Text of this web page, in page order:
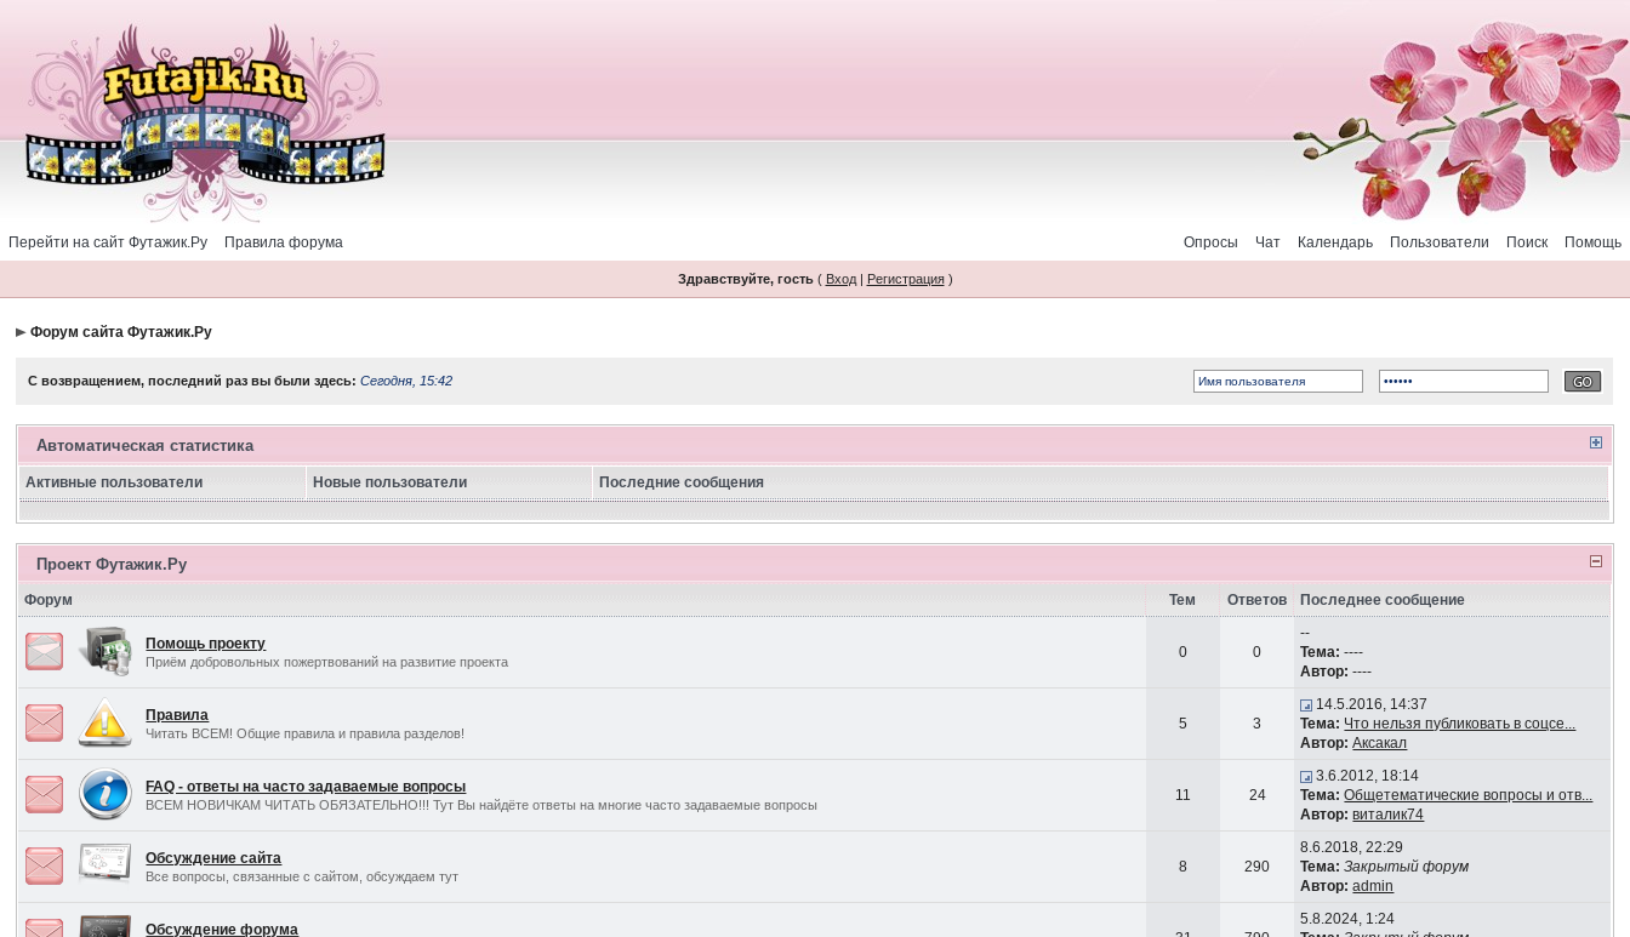
Перейти на сайт Футажик.Ру Правила форума Помощь
Поиск
Пользователи
Календарь
Чат
Опросы
Здравствуйте, гость( Вход| Регистрация)
Форум сайта Футажик.Ру
С возвращением, последний раз вы были здесь:Сегодня, 15:42
Автоматическая статистика
Активные пользователи Новые пользователи Последние сообщения
Проект Футажик.Ру
Форум Тем Ответов Последнее сообщение
Помощь проекту
Приём добровольных пожертвований на развитие проекта
0 0
--
Тема: ----
Автор: ----
Правила
Читать ВСЕМ! Общие правила и правила разделов!
5 3
14.5.2016, 14:37
Тема: Что нельзя публиковать в соцсе...
Автор: Аксакал
FAQ - ответы на часто задаваемые вопросы
ВСЕМ НОВИЧКАМ ЧИТАТЬ ОБЯЗАТЕЛЬНО!!! Тут Вы найдёте ответы на многие часто задаваемые вопросы
11 24
3.6.2012, 18:14
Тема: Общетематические вопросы и отв...
Автор: виталик74
Обсуждение сайта
Все вопросы, связанные с сайтом, обсуждаем тут
8 290
8.6.2018, 22:29
Тема: Закрытый форум
Автор: admin
Обсуждение форума
5.8.2024, 1:24